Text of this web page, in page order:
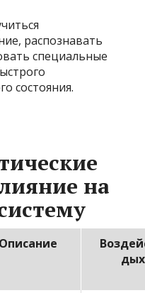
распознавать
специальные
состояния.
на
Описание